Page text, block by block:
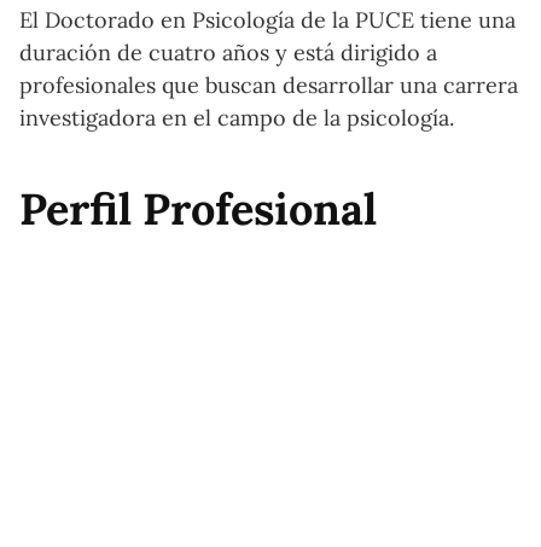
El Doctorado en Psicología de la PUCE tiene una
duración de cuatro años y está dirigido a
profesionales que buscan desarrollar una carrera
investigadora en el campo de la psicología.
Perfil Profesional